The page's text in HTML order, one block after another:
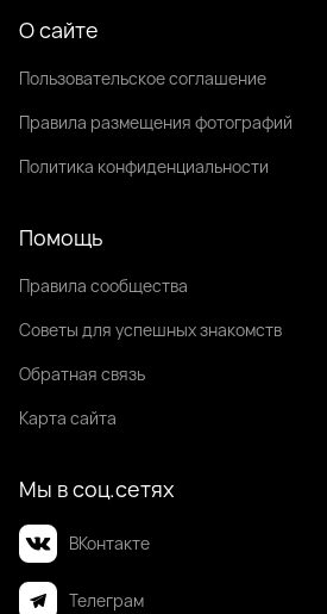
О сайте
Пользовательское соглашение
Правила размещения фотографий
Политика конфиденциальности
Помощь
Правила сообщества
Советы для успешных знакомств
Обратная связь
Карта сайта
Мы в соц.сетях
ВКонтакте
Телеграм